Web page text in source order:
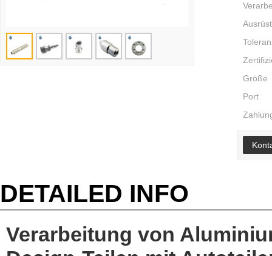
Größe
Port
DETAILED INFO
Verarbeitung von